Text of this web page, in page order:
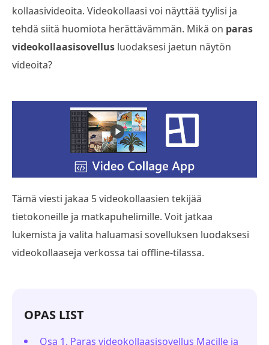
kollaasivideoita. Videokollaasi voi näyttää tyylisi ja
tehdä siitä huomiota herättävämmän. Mikä on paras
videokollaasisovellus luodaksesi jaetun näytön
videoita?
Tämä viesti jakaa 5 videokollaasien tekijää
tietokoneille ja matkapuhelimille. Voit jatkaa
lukemista ja valita haluamasi sovelluksen luodaksesi
videokollaaseja verkossa tai offline-tilassa.
OPAS LIST
Osa 1. Paras videokollaasisovellus Macille ja